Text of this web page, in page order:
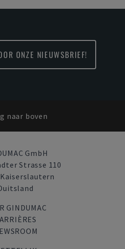
ONZE NIEUWSBRIEF!
naar boven
GmbH
Strasse 110
GINDUMAC